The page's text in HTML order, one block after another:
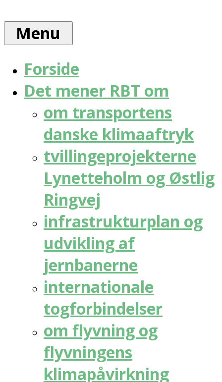
content
for
bæredygtig
trafik
Menu
Forside
Det mener RBT om
om transportens
danske klimaaftryk
tvillingeprojekterne
Lynetteholm og Østlig
Ringvej
infrastrukturplan og
udvikling af
jernbanerne
internationale
togforbindelser
om flyvning og
flyvningens
klimapåvirkning